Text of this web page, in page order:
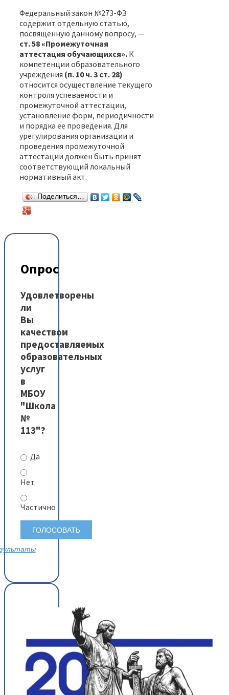
Федеральный закон №273-ФЗ
содержит отдельную статью,
посвященную данному вопросу, —
ст. 58 «Промежуточная
аттестация обучающихся». К
компетенции образовательного
учреждения (п. 10 ч. 3 ст. 28)
относится осуществление текущего
контроля успеваемости и
промежуточной аттестации,
установление форм, периодичности
и порядка ее проведения. Для
урегулирования организации и
проведения промежуточной
аттестации должен быть принят
соответствующий локальный
нормативный акт.
Поделиться…
Опрос
Удовлетворены
ли
Вы
качеством
предоставляемых
образовательных
услуг
в
МБОУ
"Школа
№
113"?
Да
Нет
Частично